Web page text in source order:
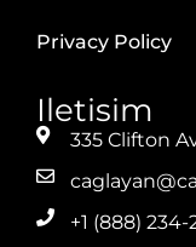
Privacy Policy
Iletisim
335 Clifton
+1 (888) 234-